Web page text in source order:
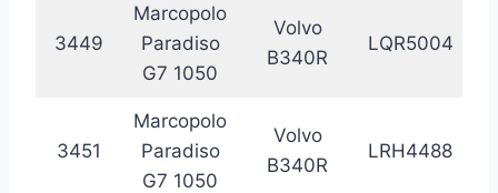
3449
Marcopolo
Paradiso
G7 1050
Volvo
B340R
LQR5004
3451
Marcopolo
Paradiso
G7 1050
Volvo
B340R
LRH4488